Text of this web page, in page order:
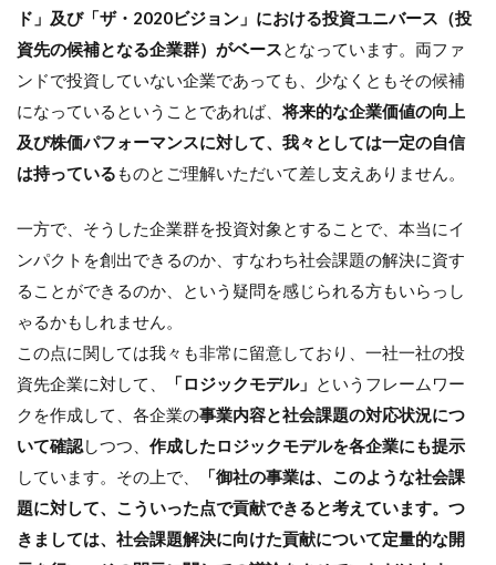
ド」及び「ザ・2020ビジョン」における投資ユニバース（投
資先の候補となる企業群）がベースとなっています。両ファ
ンドで投資していない企業であっても、少なくともその候補
になっているということであれば、将来的な企業価値の向上
及び株価パフォーマンスに対して、我々としては一定の自信
は持っているものとご理解いただいて差し支えありません。
一方で、そうした企業群を投資対象とすることで、本当にイ
ンパクトを創出できるのか、すなわち社会課題の解決に資す
ることができるのか、という疑問を感じられる方もいらっし
ゃるかもしれません。
この点に関しては我々も非常に留意しており、一社一社の投
資先企業に対して、
「ロジックモデル」 というフレームワー
クを作成して、各企業の事業内容と社会課題の対応状況につ
いて確認しつつ、 作成したロジックモデルを各企業にも提示
しています。その上で、
「御社の事業は、このような社会課
題に対して、こういった点で貢献できると考えています。つ
きましては、社会課題解決に向けた貢献について定量的な開